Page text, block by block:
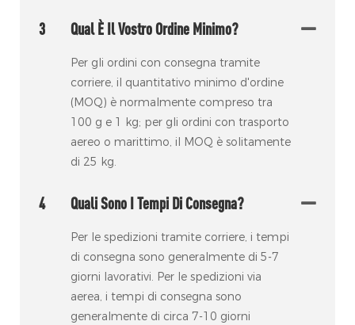
3 Qual È Il Vostro Ordine Minimo?
Per gli ordini con consegna tramite
corriere, il quantitativo minimo d'ordine
(MOQ) è normalmente compreso tra
100 g e 1 kg; per gli ordini con trasporto
aereo o marittimo, il MOQ è solitamente
di 25 kg.
4 Quali Sono I Tempi Di Consegna?
Per le spedizioni tramite corriere, i tempi
di consegna sono generalmente di 5-7
giorni lavorativi. Per le spedizioni via
aerea, i tempi di consegna sono
generalmente di circa 7-10 giorni